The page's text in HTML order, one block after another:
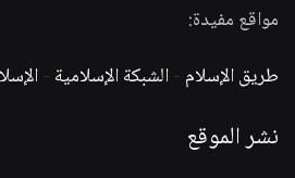
مواقع مفيدة:
طريق الإسلام -الشبكة الإسلامية -
نشر الموقع